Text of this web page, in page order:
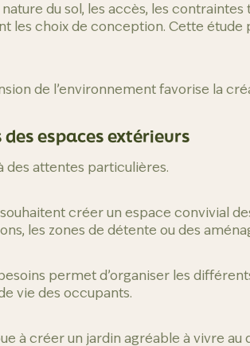
nature du sol, les accès, les
les choix de conception. Cette étude
de l’environnement favorise la
espaces extérieurs
des attentes particulières.
créer un espace convivial
les zones de détente ou des
permet d’organiser les
vie des occupants.
à créer un jardin agréable à vivre au